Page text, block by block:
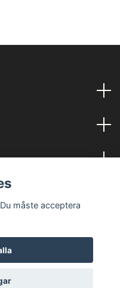
måste acceptera